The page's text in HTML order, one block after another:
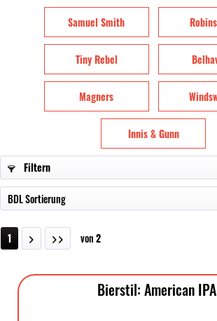
Samuel Smith
Tiny Rebel
Magners
Innis & Gunn
Filtern
1 von2
Bierstil: American IPA